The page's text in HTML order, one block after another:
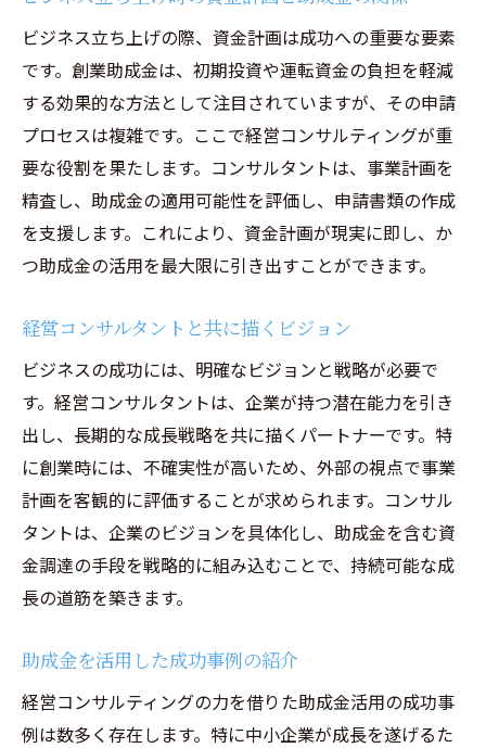
ビジネス立ち上げの際、資金計画は成功への重要な要素
です。創業助成金は、初期投資や運転資金の負担を軽減
する効果的な方法として注目されていますが、その申請
プロセスは複雑です。ここで経営コンサルティングが重
要な役割を果たします。コンサルタントは、事業計画を
精査し、助成金の適用可能性を評価し、申請書類の作成
を支援します。これにより、資金計画が現実に即し、か
つ助成金の活用を最大限に引き出すことができます。
経営コンサルタントと共に描くビジョン
ビジネスの成功には、明確なビジョンと戦略が必要で
す。経営コンサルタントは、企業が持つ潜在能力を引き
出し、長期的な成長戦略を共に描くパートナーです。特
に創業時には、不確実性が高いため、外部の視点で事業
計画を客観的に評価することが求められます。コンサル
タントは、企業のビジョンを具体化し、助成金を含む資
金調達の手段を戦略的に組み込むことで、持続可能な成
長の道筋を築きます。
助成金を活用した成功事例の紹介
経営コンサルティングの力を借りた助成金活用の成功事
例は数多く存在します。特に中小企業が成長を遂げるた